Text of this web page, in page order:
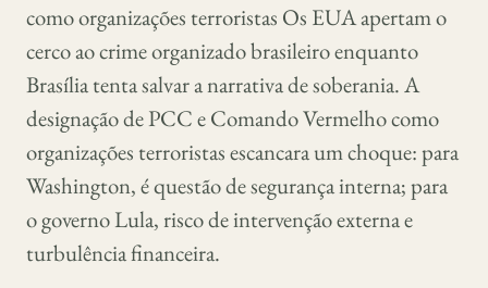
como organizações terroristas Os EUA apertam o
cerco ao crime organizado brasileiro enquanto
Brasília tenta salvar a narrativa de soberania. A
designação de PCC e Comando Vermelho como
organizações terroristas escancara um choque: para
Washington, é questão de segurança interna; para
o governo Lula, risco de intervenção externa e
turbulência financeira.